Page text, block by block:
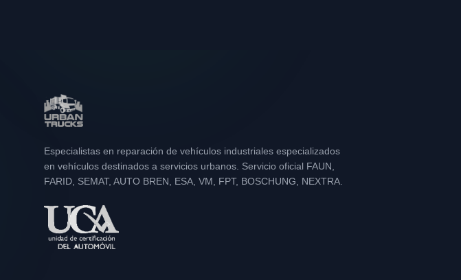
Especialistas en reparación de vehículos industriales especializados
en vehículos destinados a servicios urbanos. Servicio oficial FAUN,
FARID, SEMAT, AUTO BREN, ESA, VM, FPT, BOSCHUNG, NEXTRA.